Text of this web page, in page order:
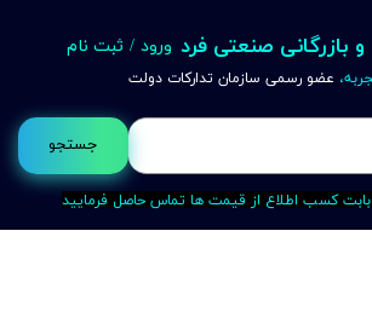
جستجو
بازرگانی صنعتی فرد
عضو رسمی سازمان تدارکات دولت
ورود / ثبت نام
بابت کسب اطلاع از قیمت ها تماس حاصل فرمایید